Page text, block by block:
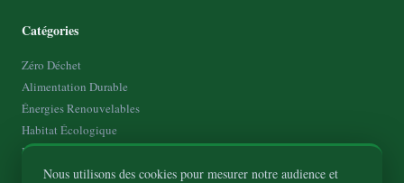
Catégories
Zéro Déchet
Alimentation Durable
Énergies Renouvelables
Habitat Écologique
Mobilité Durable
Nous utilisons des cookies pour mesurer notre audience et